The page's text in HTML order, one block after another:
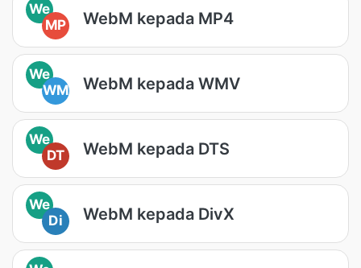
We
MP
WebM kepada MP4
We
WM
WebM kepada WMV
We
DT
WebM kepada DTS
We
Di
WebM kepada DivX